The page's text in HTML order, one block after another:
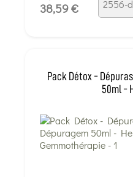
38,59 €
Pack Détox -
50ml -